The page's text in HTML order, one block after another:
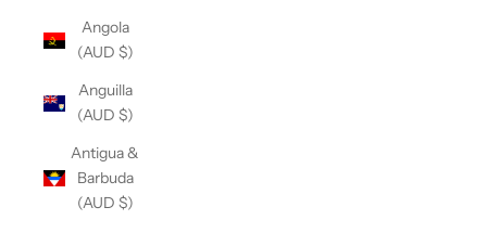
Angola
(AUD $)
Anguilla
(AUD $)
Antigua &
Barbuda
(AUD $)